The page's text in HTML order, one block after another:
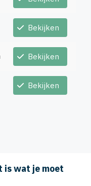
Bekijken
Bekijken
Bekijken
is wat je moet